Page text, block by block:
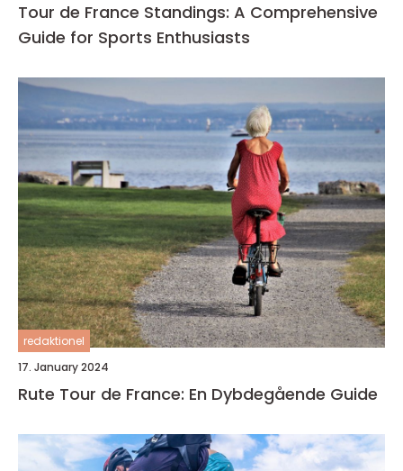
Tour de France Standings: A Comprehensive
Guide for Sports Enthusiasts
redaktionel
17. January 2024
Rute Tour de France: En Dybdegående Guide